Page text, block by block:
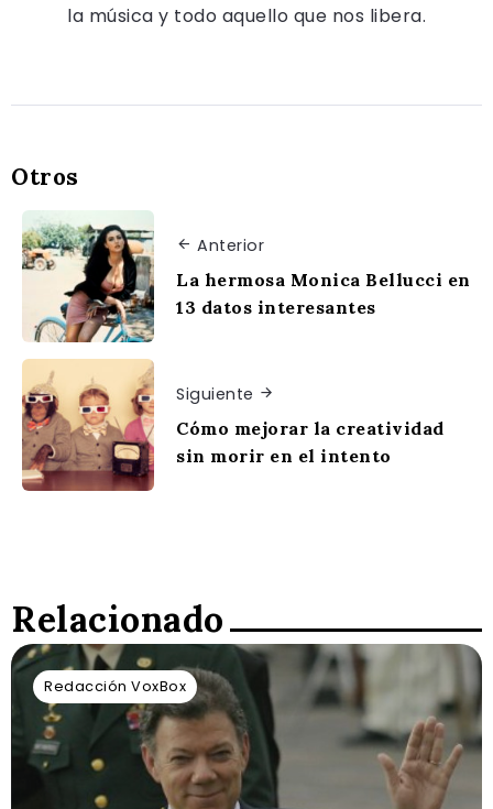
la música y todo aquello que nos libera.
Otros
Anterior
La hermosa Monica Bellucci en
13 datos interesantes
Siguiente
Cómo mejorar la creatividad
sin morir en el intento
Relacionado
Redacción VoxBox